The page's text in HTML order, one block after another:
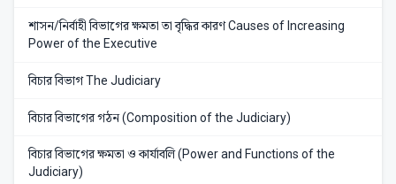
শাসন/নির্বাহী বিভাগের ক্ষমতা তা বৃদ্ধির কারণ Causes of Increasing
Power of the Executive
বিচার বিভাগ The Judiciary
বিচার বিভাগের গঠন (Composition of the Judiciary)
বিচার বিভাগের ক্ষমতা ও কার্যাবলি (Power and Functions of the
Judiciary)